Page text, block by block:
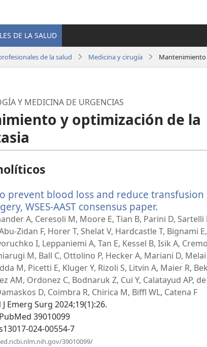
DE LA SALUD
de la salud Medicina y cirugía Mantenimiento
Y MEDICINA DE URGENCIAS
y optimización de la
prevent blood loss and reduce
WSES-AAST consensus paper.
una
nueva
ventana)
A, Ceresoli M, Moore E, Tian B, Parini D, Sartelli
Zidan F, Horer T, Shelat V, Hardcastle T, Bignami
I, Leppaniemi A, Tan E, Kessel B, Isik A,
M, Ball C, Ottolino P, Hecker A, Mariani D,
M, Picetti E, Kluger Y, Rizoli S, Litvin A, Maier R,
AM, Ordonez C, Bodnaruk Z, Cui Y, Calatayud AP,
D, Coimbra R, Chirica M, Biffl WL, Catena F
Emerg Surg 2024;19(1):26.
39010099
024-00554-7
39010099/